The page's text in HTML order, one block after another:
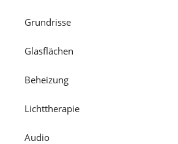
Grundrisse
Glasflächen
Beheizung
Lichttherapie
Audio